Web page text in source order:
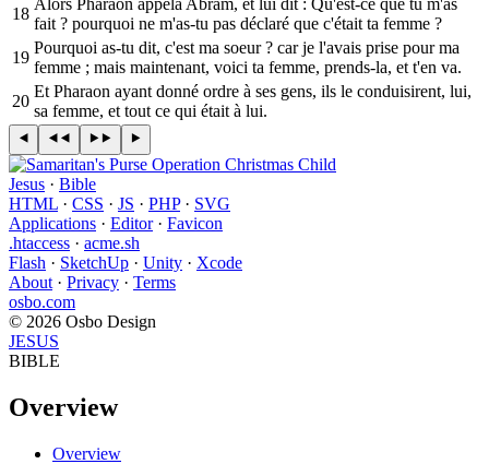
18
fait ? pourquoi ne m'as-tu pas déclaré que c'était ta femme ?
19
Pourquoi as-tu dit, c'est ma soeur ? car je l'avais prise pour ma
femme ; mais maintenant, voici ta femme, prends-la, et t'en va.
20
Et Pharaon ayant donné ordre à ses gens, ils le conduisirent, lui,
sa femme, et tout ce qui était à lui.
Jesus · Bible
HTML · CSS · JS · PHP· SVG
Applications · Editor· Favicon
.htaccess · acme.sh
Flash · SketchUp · Unity · Xcode
About · Privacy · Terms
osbo.com
© 2026 Osbo Design
JESUS
BIBLE
Overview
Overview